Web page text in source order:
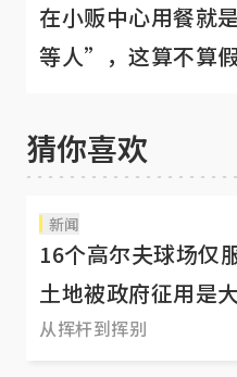
在小贩中心用餐就
等人”，这算不算
猜你喜欢
新闻
16个高尔夫球场仅
土地被政府征用是
从挥杆到挥别